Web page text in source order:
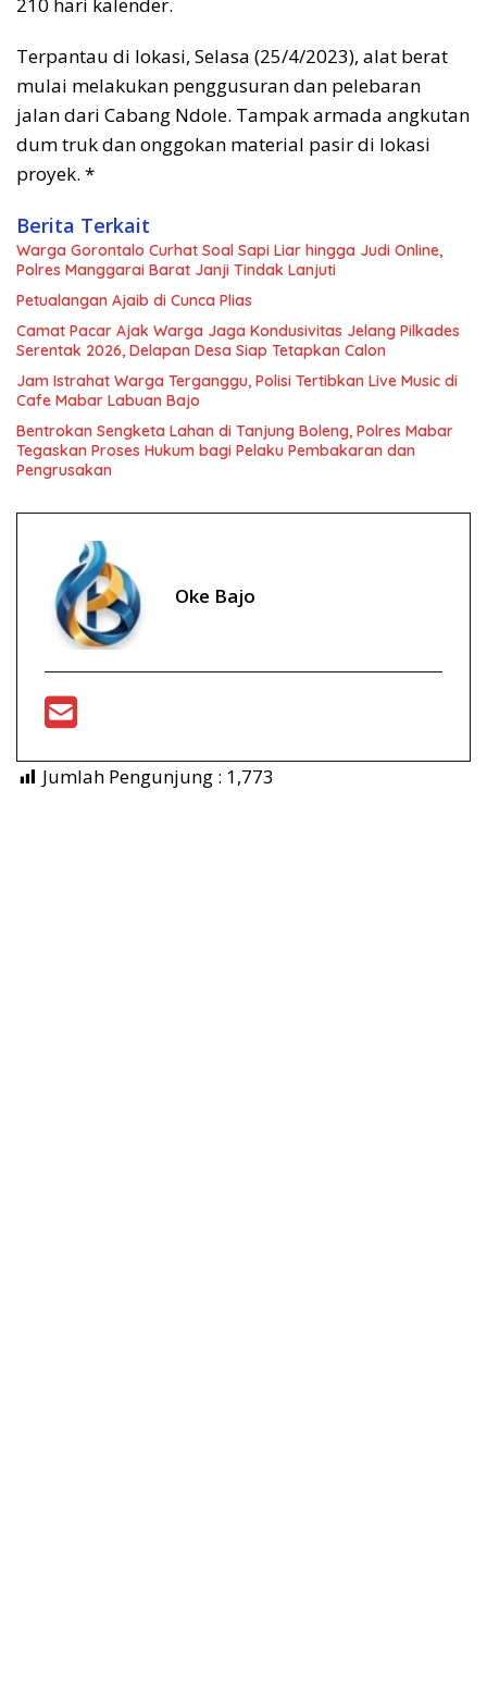
210 hari kalender.
Terpantau di lokasi, Selasa (25/4/2023), alat berat
mulai melakukan penggusuran dan pelebaran
jalan dari Cabang Ndole. Tampak armada angkutan
dum truk dan onggokan material pasir di lokasi
proyek. *
Berita Terkait
Warga Gorontalo Curhat Soal Sapi Liar hingga Judi Online,
Polres Manggarai Barat Janji Tindak Lanjuti
Petualangan Ajaib di Cunca Plias
Camat Pacar Ajak Warga Jaga Kondusivitas Jelang Pilkades
Serentak 2026, Delapan Desa Siap Tetapkan Calon
Jam Istrahat Warga Terganggu, Polisi Tertibkan Live Music di
Cafe Mabar Labuan Bajo
Bentrokan Sengketa Lahan di Tanjung Boleng, Polres Mabar
Tegaskan Proses Hukum bagi Pelaku Pembakaran dan
Pengrusakan
Oke Bajo
Jumlah Pengunjung : 1,773